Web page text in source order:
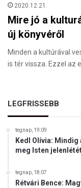
2020.12.21.
Mire jó a
új könyvéről
Minden a kultúrával
is tér vissza. Ezzel az
LEGFRISSEBB
tegnap, 19:09
Kedl Olívia:
meg Isten
tegnap, 18:07
Rétvári Bence: